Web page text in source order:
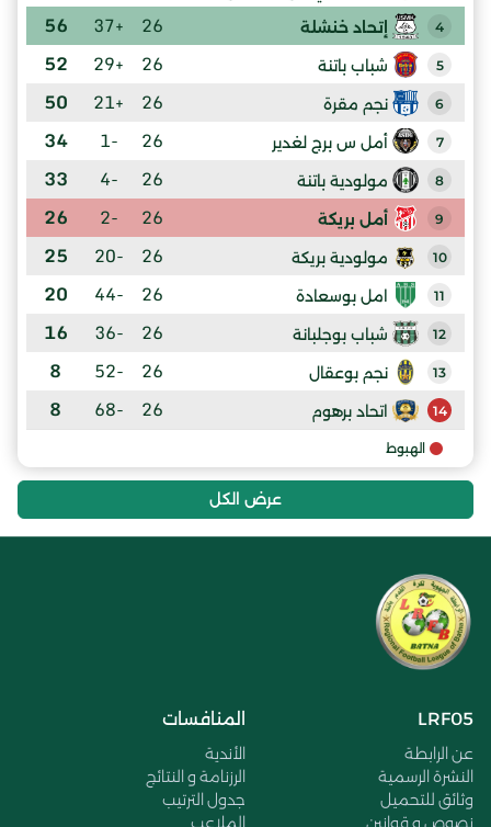
4 إتحاد خنشلة 26
+37
56
5 شباب باتنة 26
+29
52
6 نجم مقرة 26
+21
50
7 أمل س برج لغدير 26
-1
34
8 مولودية باتنة 26
-4
33
9 أمل بريكة 26
-2
26
10 مولودية بريكة 26
-20
25
11 امل بوسعادة 26
-44
20
12 شباب بوجلبانة 26
-36
16
13 نجم بوعقال 26
-52
8
14 اتحاد برهوم 26
-68
8
الهبوط
عرض الكل
LRF05
عن الرابطة
النشرة الرسمية
وثائق للتحميل
نصوص و قوانين
المنافسات
الأندية
الرزنامة و النتائج
جدول الترتيب
الملاعب